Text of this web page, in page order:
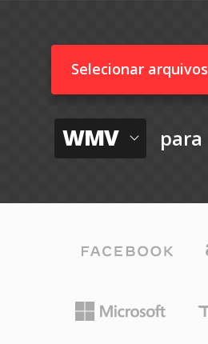
Selecionar arquivos
WMV para